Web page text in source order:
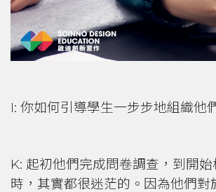
I: 你如何引導學生一步步地組織他
K: 起初他們完成問卷調查，到開
時，其實都很迷茫的。因為他們對